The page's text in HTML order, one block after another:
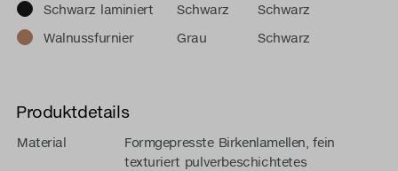
Schwarz laminiert
Schwarz
Schwarz
Walnussfurnier
Grau Schwarz
Produktdetails
Material
Formgepresste Birkenlamellen, fein
texturiert pulverbeschichtetes